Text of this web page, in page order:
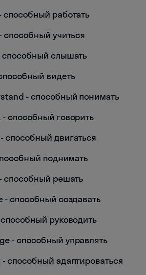
способный работать
способный учиться
способный слышать
видеть
- способный понимать
- способный говорить
способный двигаться
поднимать
способный решать
- способный создавать
руководить
- способный управлять
способный адаптироваться